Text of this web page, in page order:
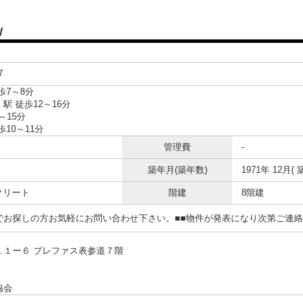
7～8分
駅 徒歩12～16分
15分
10～11分
管理費 -
築年月(築年数) 1971年 12月(
ート 階建 8階建
探しの方お気軽にお問い合わせ下さい。■■物件が発表になり次第ご連絡
ー６ プレファス表参道７階
会